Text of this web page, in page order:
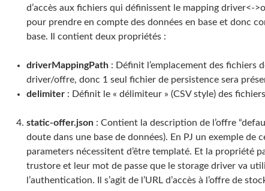
d’accès aux fichiers qui définissent le mapping driver<-
pour prendre en compte des données en base et donc
base. Il contient deux propriétés :
driverMappingPath: Définit l’emplacement des fichiers
driver/offre, donc 1 seul fichier de persistence sera
delimiter: Définit le « délimiteur » (CSV style) des
static-offer.json: Contient la description de l’offre
doute dans une base de données). En PJ un exemple de
parameters nécessitent d’être templaté. Et la propriété
trustore et leur mot de passe que le storage driver va
l’authentication. Il s’agit de l’URL d’accès à l’offre de